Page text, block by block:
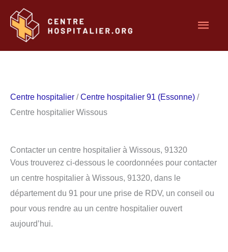
contenu
Centre hospitalier /Centre hospitalier 91 (Essonne) /
Centre hospitalier Wissous
Contacter un centre hospitalier à Wissous, 91320
Vous trouverez ci-dessous le coordonnées pour contacter
un centre hospitalier à Wissous, 91320, dans le
département du 91 pour une prise de RDV, un conseil ou
pour vous rendre au un centre hospitalier ouvert
aujourd’hui.